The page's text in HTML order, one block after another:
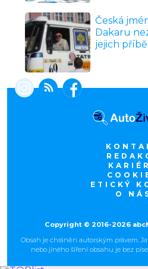
Česká
Dakaru
jejich
sousedi
ETICKÝ
O
Copyright © 2016-2026
Obsah je chráněn autorským právem.
nebo jiného šíření obsahu je bez